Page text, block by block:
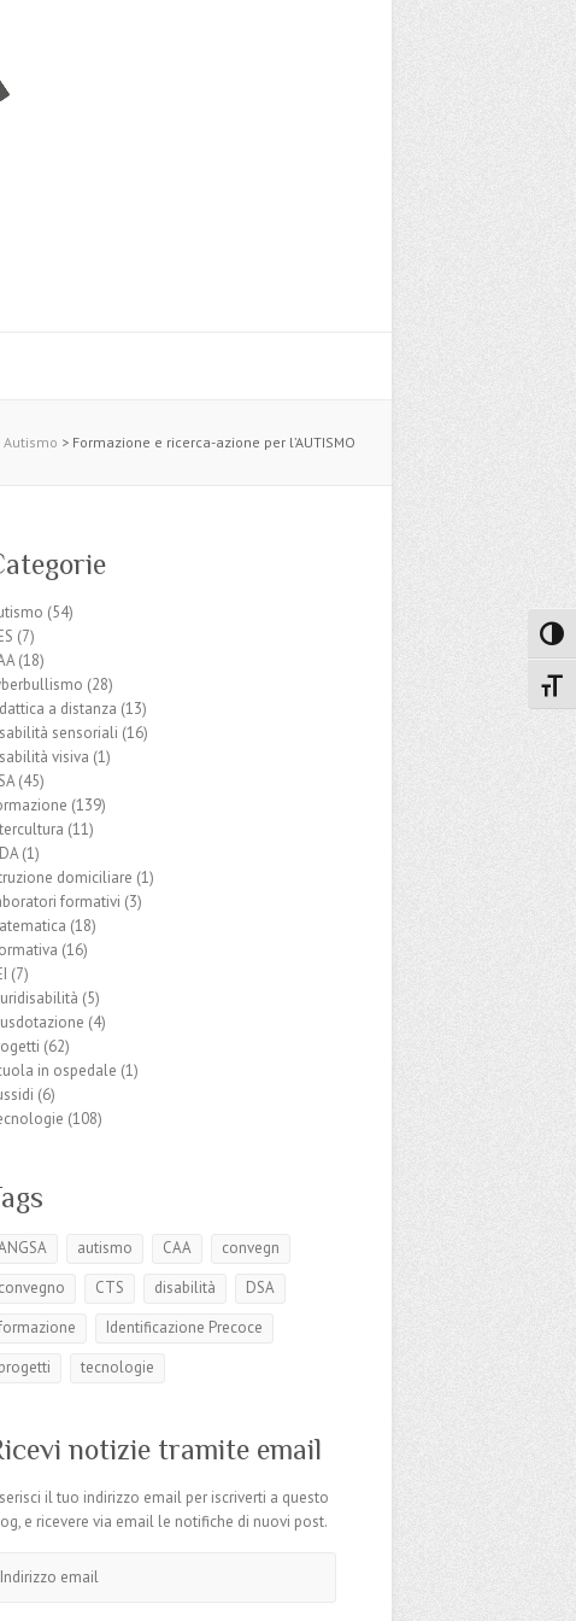
Autismo > Formazione e ricerca-azione per l’AUTISMO
(54)
(7)
(18)
(28)
a distanza (13)
sensoriali (16)
visiva (1)
(45)
(139)
(11)
(1)
domiciliare (1)
formativi (3)
(18)
(16)
(7)
(5)
(4)
(62)
in ospedale (1)
(6)
(108)
autismo CAA
convegn
convegno
CTS disabilità
DSA
Identificazione Precoce
progetti
tecnologie
notizie tramite email
il tuo indirizzo email per iscriverti a questo
e ricevere via email le notifiche di nuovi post.